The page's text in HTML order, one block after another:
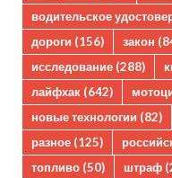
водительское
дороги (156) закон
исследование (288)
лайфхак (642)
новые технологии (82)
разное (125)
топливо (50) штраф